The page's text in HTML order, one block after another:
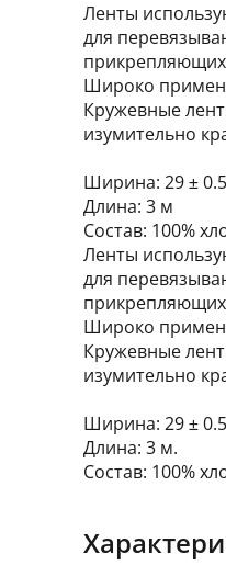
Ленты
для
Широко
Кружевные
изумительно
Ширина: 29 ±
Длина: 3 м
Состав: 100%
Ленты
для
Широко
Кружевные
изумительно
Ширина: 29 ±
Длина: 3 м.
Состав: 100%